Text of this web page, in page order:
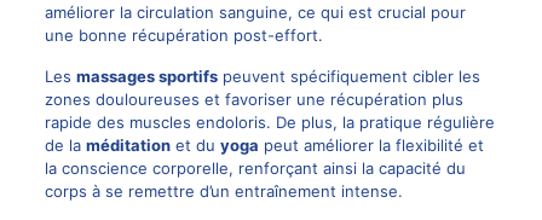
améliorer la circulation sanguine, ce qui est crucial pour
une bonne récupération post-effort.
Les massages sportifspeuvent spécifiquement cibler les
zones douloureuses et favoriser une récupération plus
rapide des muscles endoloris. De plus, la pratique régulière
de la méditationet du yoga peut améliorer la flexibilité et
la conscience corporelle, renforçant ainsi la capacité du
corps à se remettre d’un entraînement intense.